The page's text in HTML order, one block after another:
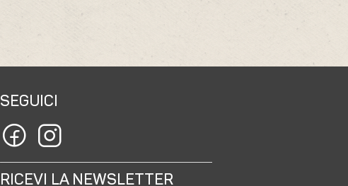
SEGUICI
RICEVI LA NEWSLETTER